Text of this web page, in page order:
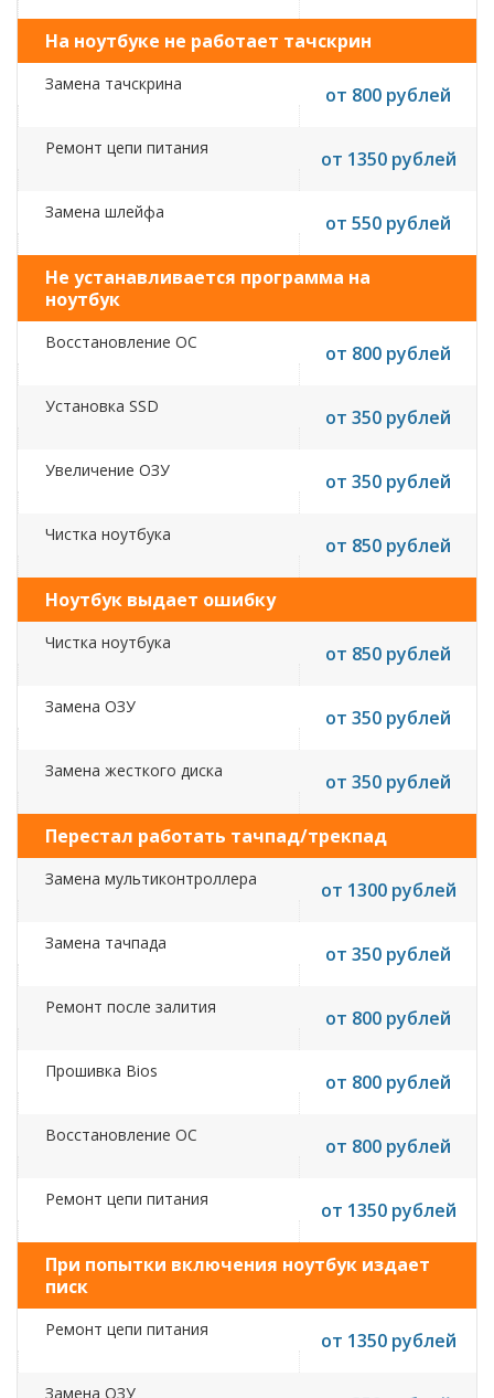
На ноутбуке не работает тачскрин
Замена тачскрина от 800 рублей
Ремонт цепи питания от 1350 рублей
Замена шлейфа от 550 рублей
Не устанавливается программа на
ноутбук
Восстановление ОС от 800 рублей
Установка SSD от 350 рублей
Увеличение ОЗУ от 350 рублей
Чистка ноутбука от 850 рублей
Ноутбук выдает ошибку
Чистка ноутбука от 850 рублей
Замена ОЗУ от 350 рублей
Замена жесткого диска от 350 рублей
Перестал работать тачпад/трекпад
Замена мультиконтроллера от 1300 рублей
Замена тачпада от 350 рублей
Ремонт после залития от 800 рублей
Прошивка Bios от 800 рублей
Восстановление ОС от 800 рублей
Ремонт цепи питания от 1350 рублей
При попытки включения ноутбук издает
писк
Ремонт цепи питания от 1350 рублей
Замена ОЗУ